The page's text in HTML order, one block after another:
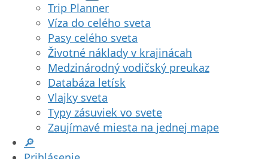
Trip Planner
Víza do celého sveta
Pasy celého sveta
Životné náklady v krajinácah
Medzinárodný vodičský preukaz
Databáza letísk
Vlajky sveta
Typy zásuviek vo svete
Zaujímavé miesta na jednej mape
🔎